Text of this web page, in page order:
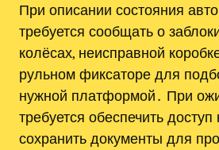
При описании состояния
требуется сообщать о
колёсах, неисправной
рульном фиксаторе для
нужной платформой․ При
требуется обеспечить
сохранить документы для